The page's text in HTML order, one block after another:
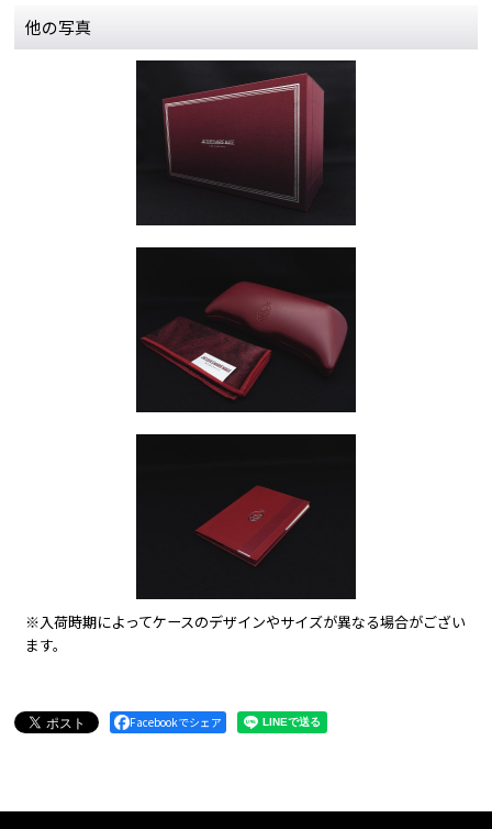
他の写真
※入荷時期によってケースのデザインやサイズが異なる場合がござい
ます。
Facebookでシェア